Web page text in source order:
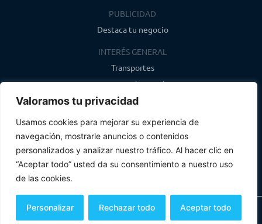
Valoramos tu privacidad
Usamos cookies para mejorar su experiencia de
navegación, mostrarle anuncios o contenidos
personalizados y analizar nuestro tráfico. Al hacer clic en
“Aceptar todo” usted da su consentimiento a nuestro uso
de las cookies.
Personalizar Rechazar todo Aceptar todo
PUBLICIDAD
Destaca tu negocio
INTERÉS GENERAL
Transportes
Farmacias de guardia
Canal de WhatsApp
Último boletín
info@infosegovia.com
Todos los derechos reservadosAviso Legal y Política de Privacidad
Política de CookiesMapa WebUn producto deGlobales Informática